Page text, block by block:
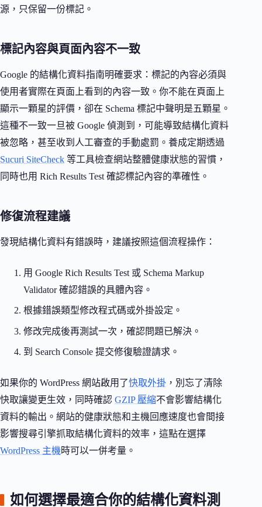
源，只保留一份標記。
標記內容與頁面內容不一致
Google 的結構化資料指南明確要求：標記的內容必須與
使用者實際在頁面上看到的內容一致。你不能在頁面上
顯示一顆星的評價，卻在 Schema 標記中聲明是五顆星。
這種不一致一旦被 Google 偵測到，可能導致結構化資料
被忽略，甚至收到人工審查的手動處罰。養成定期透過
Sucuri SiteCheck 等工具檢查網站整體健康狀態的習慣，
同時也用 Rich Results Test 確認標記內容的準確性。
修復流程建議
發現結構化資料有錯誤時，建議按照這個流程操作：
用 Google Rich Results Test 或 Schema Markup
Validator 確認錯誤的具體內容。
根據錯誤類型修改程式碼或外掛設定。
修改完成後再測試一次，確認問題已解決。
到 Search Console 提交修復驗證請求。
如果你的 WordPress 網站啟用了快取外掛 ，別忘了清除
快取讓變更生效，同時確認 GZIP 壓縮不會影響結構化
資料的輸出。網站的健康狀態和主機回應速度也會間接
影響搜尋引擎抓取結構化資料的效率，這點在選擇
WordPress 主機時可以一併考量。
如何選擇最適合你的結構化資料測